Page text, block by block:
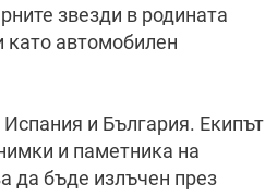
звезди в родината
като автомобилен
и България. Екипът
и паметника на
да бъде излъчен през